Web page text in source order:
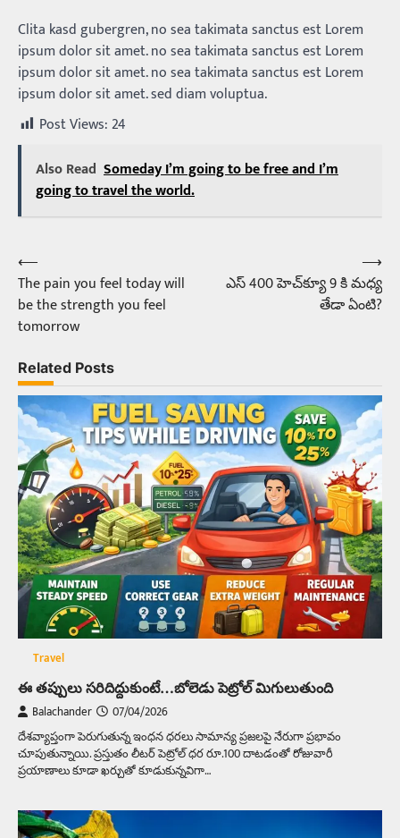
Clita kasd gubergren, no sea takimata sanctus est Lorem
ipsum dolor sit amet. no sea takimata sanctus est Lorem
ipsum dolor sit amet. no sea takimata sanctus est Lorem
ipsum dolor sit amet. sed diam voluptua.
Post Views:24
Also Read Someday I’m going to be free and I’m
going to travel the world.
Post
navigation
⟵
The pain you feel today will
be the strength you feel
tomorrow
ఎస్‌ 400 హెచ్‌క్యూ 9 కి మధ్య
తేడా ఏంటి?
⟶
Related Posts
Travel
ఈ తప్పులు సరిదిద్దుకుంటే…బోలెడు పెట్రోల్‌ మిగులుతుంది
Balachander 07/04/2026
దేశవ్యాప్తంగా పెరుగుతున్న ఇంధన ధరలు సామాన్య ప్రజలపై నేరుగా ప్రభావం
చూపుతున్నాయి. ప్రస్తుతం లీటర్ పెట్రోల్ ధర రూ.100 దాటడంతో రోజువారీ
ప్రయాణాలు కూడా ఖర్చుతో కూడుకున్నవిగా…